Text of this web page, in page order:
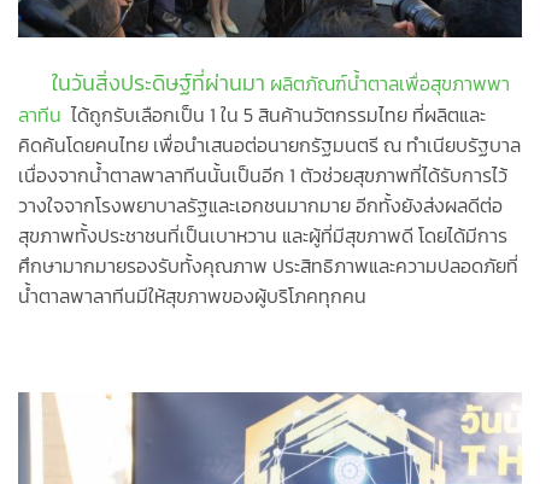
ในวันสิ่งประดิษฐ์ที่ผ่านมา ผลิตภัณฑ์น้ำตาลเพื่อสุขภาพพา
ลาทีน ได้ถูกรับเลือกเป็น 1 ใน 5 สินค้านวัตกรรมไทย ที่ผลิตและ
คิดค้นโดยคนไทย เพื่อนำเสนอต่อนายกรัฐมนตรี ณ ทำเนียบรัฐบาล
เนื่องจากน้ำตาลพาลาทีนนั้นเป็นอีก 1 ตัวช่วยสุขภาพที่ได้รับการไว้
วางใจจากโรงพยาบาลรัฐและเอกชนมากมาย อีกทั้งยังส่งผลดีต่อ
สุขภาพทั้งประชาชนที่เป็นเบาหวาน และผู้ที่มีสุขภาพดี โดยได้มีการ
ศึกษามากมายรองรับทั้งคุณภาพ ประสิทธิภาพและความปลอดภัยที่
น้ำตาลพาลาทีนมีให้สุขภาพของผู้บริโภคทุกคน